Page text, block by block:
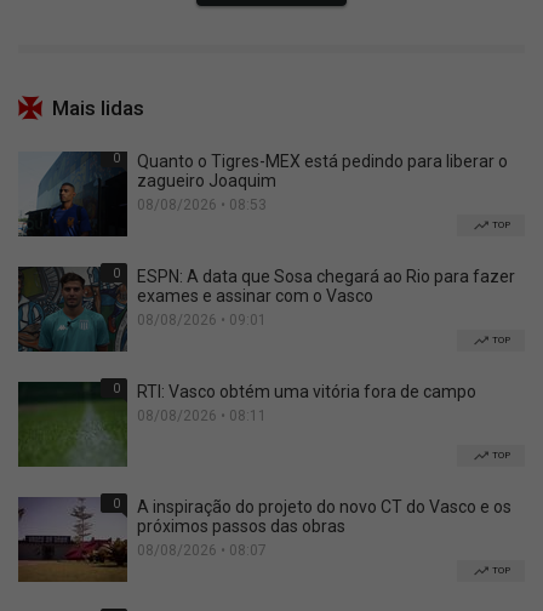
Mais lidas
0
Quanto o Tigres-MEX está pedindo para liberar o
zagueiro Joaquim
08/08/2026 • 08:53
TOP
0
ESPN: A data que Sosa chegará ao Rio para fazer
exames e assinar com o Vasco
08/08/2026 • 09:01
TOP
0 RTI: Vasco obtém uma vitória fora de campo
08/08/2026 • 08:11
TOP
0
A inspiração do projeto do novo CT do Vasco e os
próximos passos das obras
08/08/2026 • 08:07
TOP